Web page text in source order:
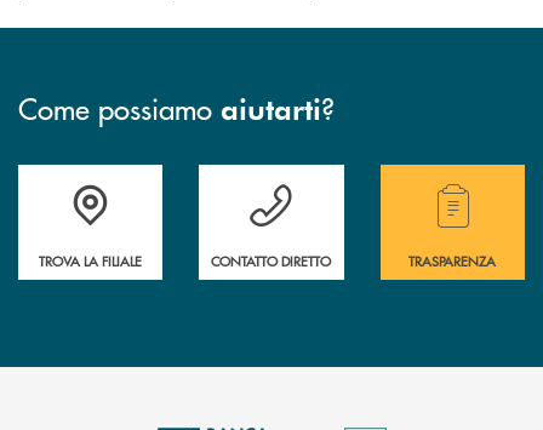
Come possiamo aiutarti?
Trova la filiale più vicina a te.
TROVA LA FILIALE
Hai bisogno di assistenza ?&nbsp;
CONTATTO DIRETTO
Hai bisogno di
TRASPARENZA